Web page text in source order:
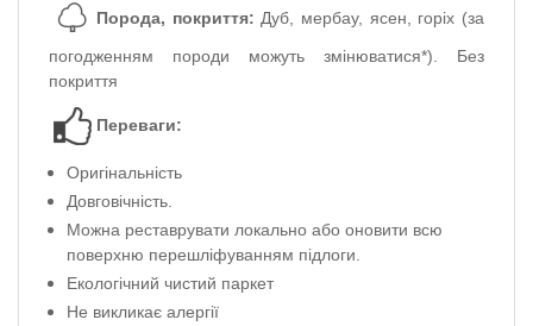
Порода, покриття: Дуб, мербау, ясен, горіх (за
погодженням породи можуть змінюватися*). Без
покриття
Переваги:
Оригінальність
Довговічність.
Можна реставрувати локально або оновити всю
поверхню перешліфуванням підлоги.
Екологічний чистий паркет
Не викликає алергії